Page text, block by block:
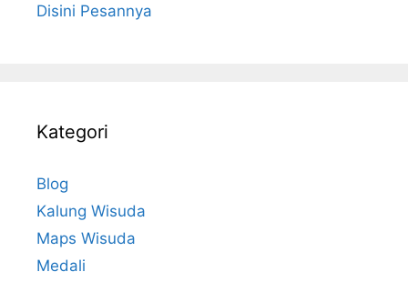
Disini Pesannya
Kategori
Blog
Kalung Wisuda
Maps Wisuda
Medali